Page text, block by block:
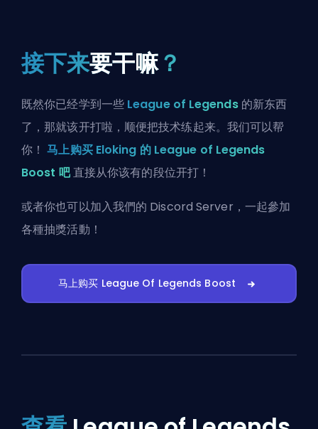
接下来要干嘛？
既然你已经学到一些 League of Legends的新东西
了，那就该开打啦，顺便把技术练起来。我们可以帮
你！马上购买 Eloking 的 League of Legends
Boost 吧直接从你该有的段位开打！
或者你也可以加入我們的 Discord Server ，一起參加
各種抽獎活動！
马上购买 League Of Legends Boost